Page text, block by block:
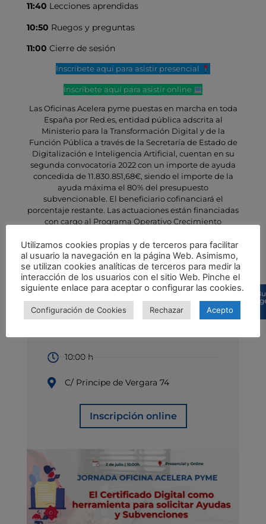
Detalles
Presencial y Online
10:00 h
C/ Principe de Vergara 74
Inscripción online
11:40 Lecciones aprendidas
10:50 Ruegos y preguntas
11:00 Cierre de sesión
Inscríbete aquí para asistir presencial
Inscríbete aquí para asistir online
Las Oficinas Acelera pyme puestas en marcha en toda
España por Red.es, entidad pública adscrita al
Ministerio para la Transformación Digital y de la
Función Pública a través de la Secretaría de Estado de
Digitalización e Inteligencia Artificial, cuentan en su
segunda convocatoria 2022 con un importe de ayuda
concedida de 11.830.851,68€, siendo el importe de la
ayuda máxima el 80% del presupuesto
subvencionable. El beneficiario cofinanciará el
porcentaje restante. Las actuaciones están financiadas
con cargo al Programa Operativo Crecimiento
(FEDER) del periodo de programación 2021-2027.
Utilizamos cookies propias y de terceros para facilitar
al usuario la navegación en la página Web. Asimismo,
se utilizan cookies analíticas de terceros para medir la
interacción de los usuarios con el sitio Web. Pinche el
siguiente enlace para aceptar o configurar las cookies.
Configuración de Cookies Rechazar Acepto